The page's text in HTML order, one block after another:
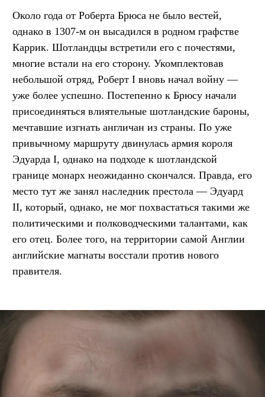
Около года от Роберта Брюса не было вестей,
однако в 1307-м он высадился в родном графстве
Каррик. Шотландцы встретили его с почестями,
многие встали на его сторону. Укомплектовав
небольшой отряд, Роберт I вновь начал войну —
уже более успешно. Постепенно к Брюсу начали
присоединяться влиятельные шотландские бароны,
мечтавшие изгнать англичан из страны. По уже
привычному маршруту двинулась армия короля
Эдуарда I, однако на подходе к шотландской
границе монарх неожиданно скончался. Правда, его
место тут же занял наследник престола — Эдуард
II, который, однако, не мог похвастаться такими же
политическими и полководческими талантами, как
его отец. Более того, на территории самой Англии
английские магнаты восстали против нового
правителя.